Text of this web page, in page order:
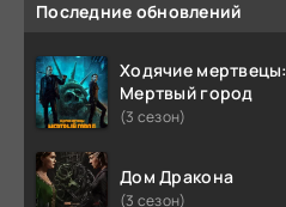
Последние обновлений
Ходячие мертвецы:
Мертвый город
(3 сезон)
Дом Дракона
(3 сезон)